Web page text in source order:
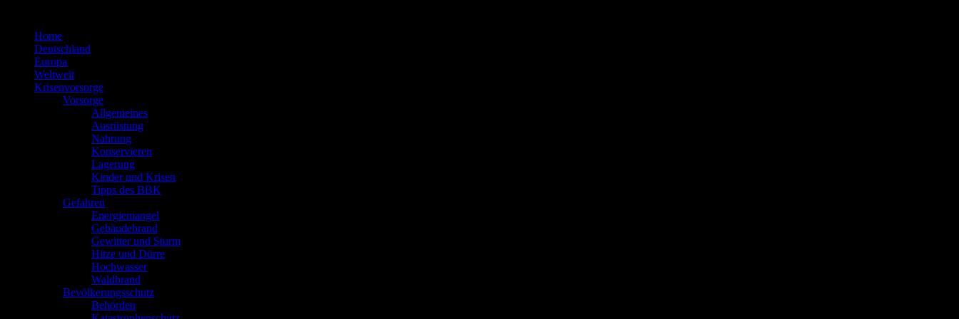
springenHome
Deutschland
Europa
Weltweit
Krisenvorsorge
Vorsorge
Allgemeines
Ausrüstung
Nahrung
Konservieren
Lagerung
Kinder und Krisen
Tipps des BBK
Gefahren
Energiemangel
Gebäudebrand
Gewitter und Sturm
Hitze und Dürre
Hochwasser
Waldbrand
Bevölkerungsschutz
Behörden